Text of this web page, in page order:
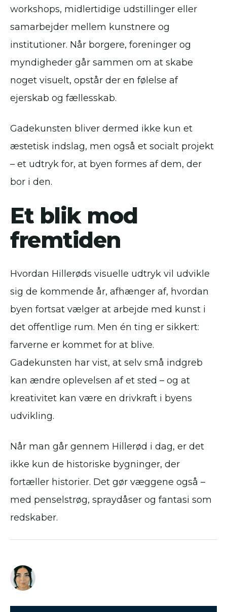
workshops, midlertidige udstillinger eller
samarbejder mellem kunstnere og
institutioner. Når borgere, foreninger og
myndigheder går sammen om at skabe
noget visuelt, opstår der en følelse af
ejerskab og fællesskab.
Gadekunsten bliver dermed ikke kun et
æstetisk indslag, men også et socialt projekt
– et udtryk for, at byen formes af dem, der
bor i den.
Et blik mod
fremtiden
Hvordan Hillerøds visuelle udtryk vil udvikle
sig de kommende år, afhænger af, hvordan
byen fortsat vælger at arbejde med kunst i
det offentlige rum. Men én ting er sikkert:
farverne er kommet for at blive.
Gadekunsten har vist, at selv små indgreb
kan ændre oplevelsen af et sted – og at
kreativitet kan være en drivkraft i byens
udvikling.
Når man går gennem Hillerød i dag, er det
ikke kun de historiske bygninger, der
fortæller historier. Det gør væggene også –
med penselstrøg, spraydåser og fantasi som
redskaber.